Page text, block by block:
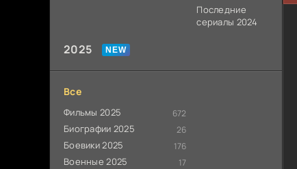
Последние
сериалы 2024
2025
Все
Фильмы 2025 672
Биографии 2025 26
Боевики 2025 176
Военные 2025 17